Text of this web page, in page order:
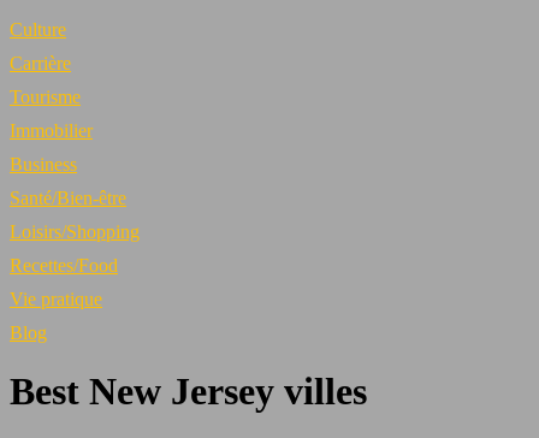
Culture
Carrière
Tourisme
Immobilier
Business
Santé/Bien-être
Loisirs/Shopping
Recettes/Food
Vie pratique
Blog
Best New Jersey villes